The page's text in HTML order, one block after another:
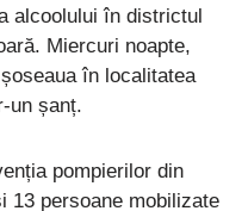
alcoolului în districtul
Miercuri noapte,
în localitatea
un șanț.
pompierilor din
persoane mobilizate